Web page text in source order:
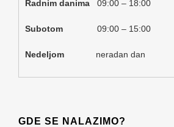
Radnim danima 09:00 – 18:00
Subotom 09:00 – 15:00
Nedeljom neradan dan
GDE SE NALAZIMO?